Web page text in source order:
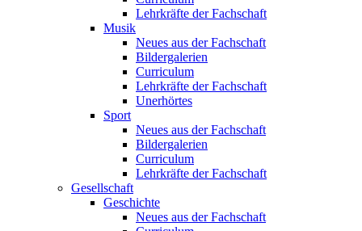
Lehrkräfte der Fachschaft
Musik
Neues aus der Fachschaft
Bildergalerien
Curriculum
Lehrkräfte der Fachschaft
Unerhörtes
Sport
Neues aus der Fachschaft
Bildergalerien
Curriculum
Lehrkräfte der Fachschaft
Gesellschaft
Geschichte
Neues aus der Fachschaft